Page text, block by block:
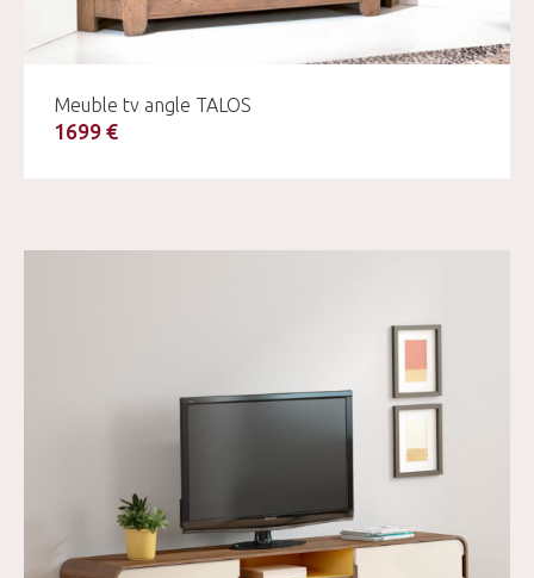
Meuble tv angle TALOS
1699 €